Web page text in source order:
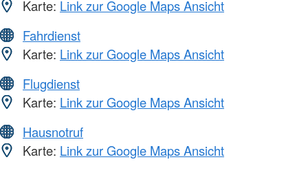
Karte: Link zur Google Maps Ansicht
Fahrdienst
Karte: Link zur Google Maps Ansicht
Flugdienst
Karte: Link zur Google Maps Ansicht
Hausnotruf
Karte: Link zur Google Maps Ansicht